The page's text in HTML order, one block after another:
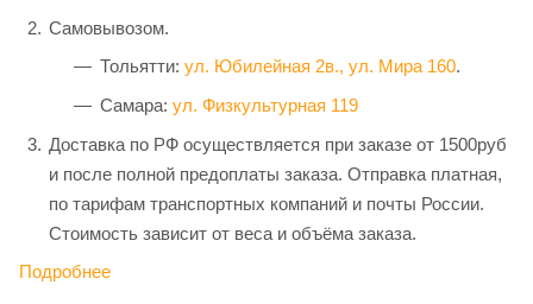
Самовывозом.
Тольятти: ул. Юбилейная 2в., ул. Мира 160.
Самара: ул. Физкультурная 119
Доставка по РФ осуществляется при заказе от 1500руб
и после полной предоплаты заказа. Отправка платная,
по тарифам транспортных компаний и почты России.
Стоимость зависит от веса и объёма заказа.
Подробнее